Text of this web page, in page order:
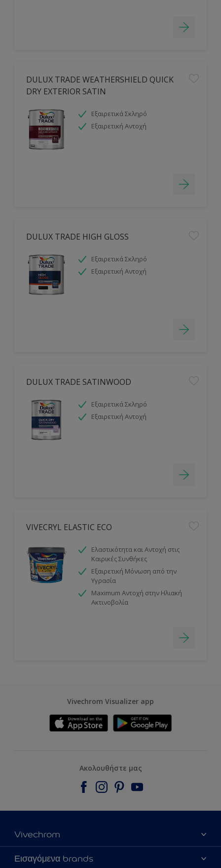
DULUX TRADE WEATHERSHIELD QUICK
DRY EXTERIOR SATIN
Εξαιρετικά Σκληρό
Εξαιρετική Αντοχή
DULUX TRADE HIGH GLOSS
Εξαιρετικά Σκληρό
Εξαιρετική Αντοχή
DULUX TRADE SATINWOOD
Εξαιρετικά Σκληρό
Εξαιρετική Αντοχή
VIVECRYL ELASTIC ECO
Ελαστικότητα και Αντοχή στις
Καιρικές Συνθήκες
Εξαιρετική Μόνωση από την
Υγρασία
Maximum Αντοχή στην Ηλιακή
Ακτινοβολία
Vivechrom Visualizer app
Ακολουθήστε μας
Vivechrom
Εύρεση Καταστήματος
Εισαγόμενα brands